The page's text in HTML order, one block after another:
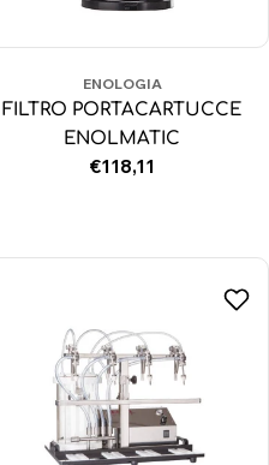
ENOLOGIA
FILTRO PORTACARTUCCE
ENOLMATIC
Prezzo
€118,11